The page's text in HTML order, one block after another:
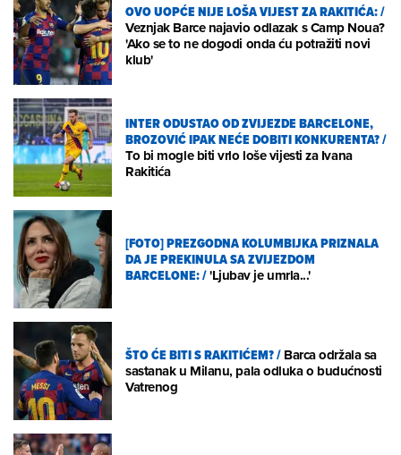
OVO UOPĆE NIJE LOŠA VIJEST ZA RAKITIĆA:/
Veznjak Barce najavio odlazak s Camp Noua?
'Ako se to ne dogodi onda ću potražiti novi
klub'
INTER ODUSTAO OD ZVIJEZDE BARCELONE,
BROZOVIĆ IPAK NEĆE DOBITI KONKURENTA?/
To bi mogle biti vrlo loše vijesti za Ivana
Rakitića
[FOTO] PREZGODNA KOLUMBIJKA PRIZNALA
DA JE PREKINULA SA ZVIJEZDOM
BARCELONE:/'Ljubav je umrla...'
ŠTO ĆE BITI S RAKITIĆEM?/Barca održala sa
sastanak u Milanu, pala odluka o budućnosti
Vatrenog